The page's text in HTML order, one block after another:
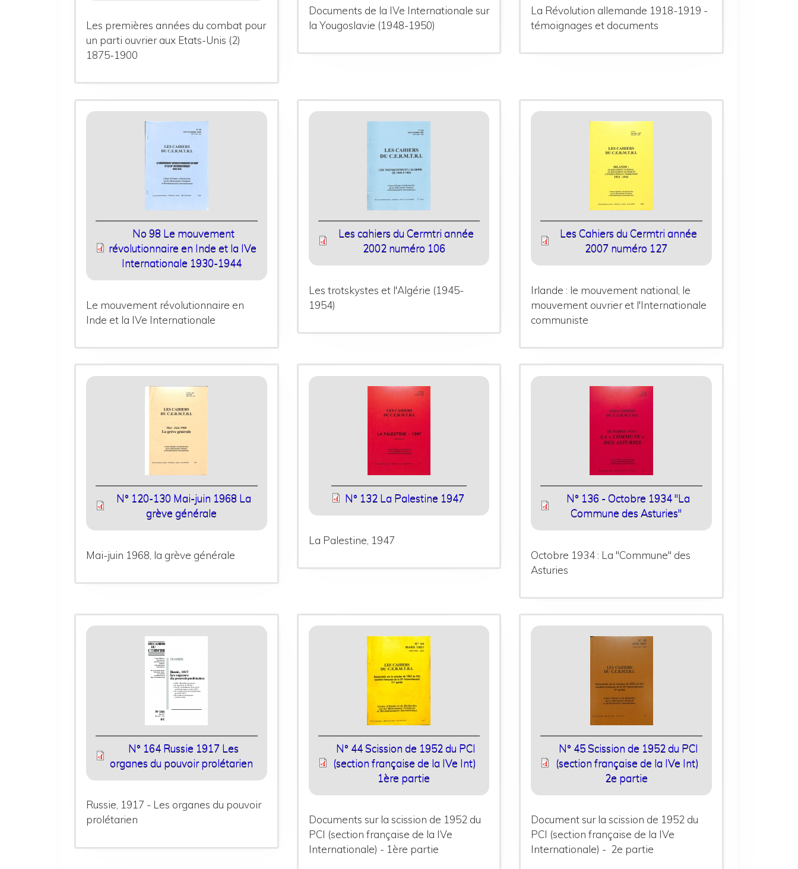
Les premières années du combat pour
un parti ouvrier aux Etats-Unis (2)
1875-1900
Documents de la IVe Internationale sur
la Yougoslavie (1948-1950)
La Révolution allemande 1918-1919 -
témoignages et documents
No 98 Le mouvement
révolutionnaire en Inde et la IVe
Internationale 1930-1944
Le mouvement révolutionnaire en
Inde et la IVe Internationale
Les cahiers du Cermtri année
2002 numéro 106
Les trotskystes et l'Algérie (1945-
1954)
Les Cahiers du Cermtri année
2007 numéro 127
Irlande : le mouvement national, le
mouvement ouvrier et l'Internationale
communiste
N° 120-130 Mai-juin 1968 La
grève générale
Mai-juin 1968, la grève générale
N° 132 La Palestine 1947
La Palestine, 1947
N° 136 - Octobre 1934 "La
Commune des Asturies"
Octobre 1934 : La "Commune" des
Asturies
N° 164 Russie 1917 Les
organes du pouvoir prolétarien
Russie, 1917 - Les organes du pouvoir
prolétarien
N° 44 Scission de 1952 du PCI
(section française de la IVe Int)
1ère partie
Documents sur la scission de 1952 du
PCI (section française de la IVe
Internationale) - 1ère partie
N° 45 Scission de 1952 du PCI
(section française de la IVe Int)
2e partie
Document sur la scission de 1952 du
PCI (section française de la IVe
Internationale) - 2e partie